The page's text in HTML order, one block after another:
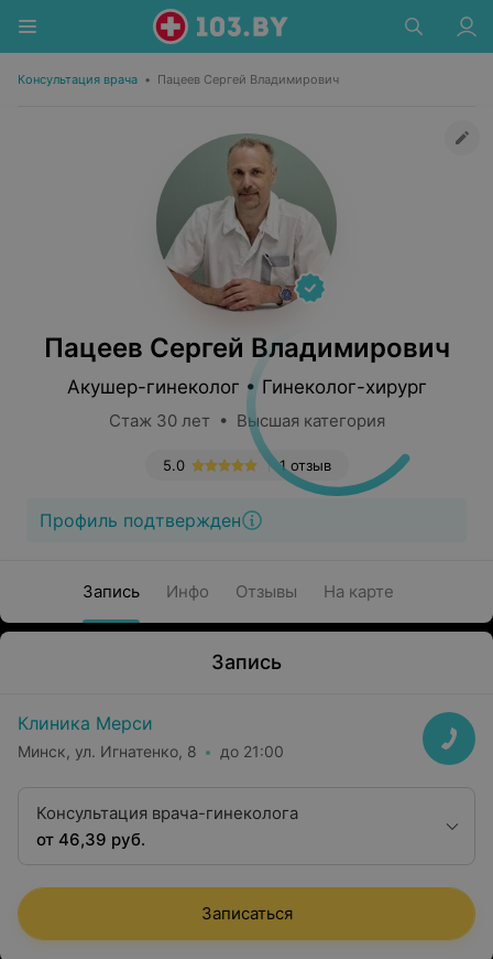
Консультация врача • Пацеев Сергей Владимирович
Пацеев Сергей Владимирович
Акушер-гинеколог • Гинеколог-хирург
Стаж 30 лет • Высшая категория
1 отзыв
5.0
Профиль подтвержден
Запись Инфо Отзывы На карте
Запись
Клиника Мерси
Минск, ул. Игнатенко, 8 до 21:00
Консультация врача-гинеколога
от 46,39 руб.
Записаться